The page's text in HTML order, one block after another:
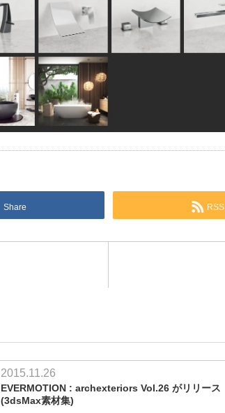
Share RSS
2015.11.26
EVERMOTION : archexteriors Vol.26 がリリース
(3dsMax素材集)